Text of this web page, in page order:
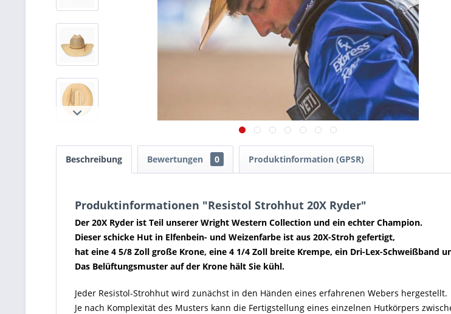
Beschreibung Bewertungen 0 Produktinformation (GPSR)
Produktinformationen "Resistol Strohhut 20X Ryder"
Der 20X Ryder ist Teil unserer Wright Western Collection und ein echter Champion.
Dieser schicke Hut in Elfenbein- und Weizenfarbe ist aus 20X-Stroh gefertigt,
hat eine 4 5/8 Zoll große Krone, eine 4 1/4 Zoll breite Krempe, ein Dri-Lex-Schweißband
Das Belüftungsmuster auf der Krone hält Sie kühl.
Jeder Resistol-Strohhut wird zunächst in den Händen eines erfahrenen Webers hergestellt.
Je nach Komplexität des Musters kann die Fertigstellung eines einzelnen Hutkörpers